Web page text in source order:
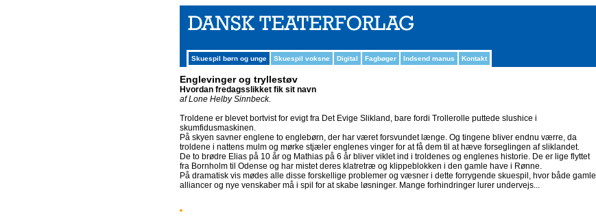
Skuespil børn og unge Skuespil voksne Digital Fagbøger Indsend manus Kontakt
Englevinger og tryllestøv
Hvordan fredagsslikket fik sit navn
af Lone Helby Sinnbeck.
Troldene er blevet bortvist for evigt fra Det Evige Slikland, bare fordi Trollerolle puttede slushice i
skumfidusmaskinen.
På skyen savner englene to englebørn, der har været forsvundet længe. Og tingene bliver endnu værre, da
troldene i nattens mulm og mørke stjæler englenes vinger for at få dem til at hæve forseglingen af sliklandet.
De to brødre Elias på 10 år og Mathias på 6 år bliver viklet ind i troldenes og englenes historie. De er lige flyttet
fra Bornholm til Odense og har mistet deres klatretræ og klippeblokken i den gamle have i Rønne.
På dramatisk vis mødes alle disse forskellige problemer og væsner i dette forrygende skuespil, hvor både gamle
alliancer og nye venskaber må i spil for at skabe løsninger. Mange forhindringer lurer undervejs...